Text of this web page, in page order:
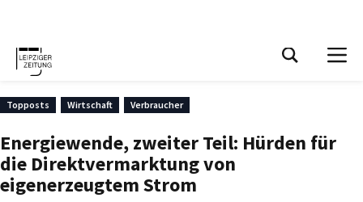
Topposts Wirtschaft Verbraucher
Energiewende, zweiter Teil: Hürden für
die Direktvermarktung von
eigenerzeugtem Strom